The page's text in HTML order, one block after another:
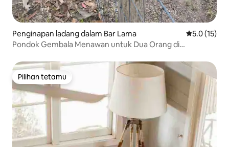
Penginapan ladang dalam Bar Lama Penarafan
5.0 (15)
Pondok Gembala Menawan untuk Dua Orang di
Pilihan tetamu
Pilihan tetamu